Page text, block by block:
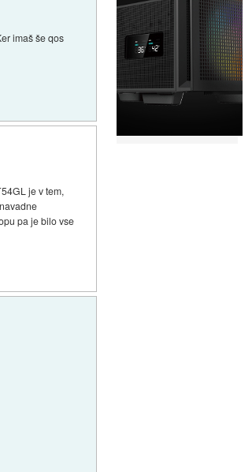
imaš še qos
je v tem,
pa je bilo vse